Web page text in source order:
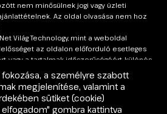
nem minősülnek jogi vagy üzleti
Az oldal olvasása nem hoz
Világ Technology, mint a weboldal
az oldalon előforduló esetleges
vagy a tartalmak időszerűségéért, különös
változására.
Minden jogi probléma egyedi. A pontos,
jogi tanácsért, amely Dr. Bódis István
kérjük, minden esetben konzultáljon
a személyre szabott
megjelenítése, valamint a
sütiket (cookie)
gombra kattintva